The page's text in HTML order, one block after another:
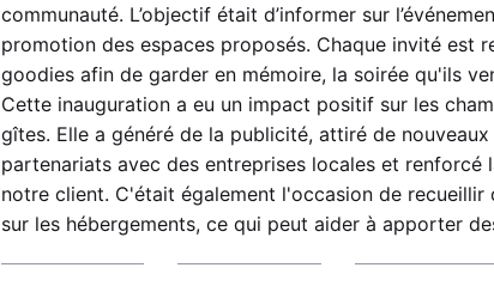
communauté. L’objectif était d’informer sur
promotion des espaces proposés. Chaque invité est
goodies afin de garder en mémoire, la soirée qu'ils
Cette inauguration a eu un impact positif sur les
gîtes. Elle a généré de la publicité, attiré de
partenariats avec des entreprises locales et renforcé
notre client. C'était également l'occasion de recueillir
sur les hébergements, ce qui peut aider à apporter